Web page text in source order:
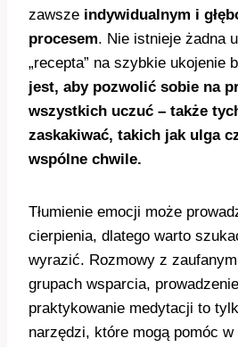
zawsze indywidualnym i
procesem. Nie istnieje żadna
„recepta” na szybkie ukojenie
jest, aby pozwolić sobie na
wszystkich uczuć – także
zaskakiwać, takich jak ulga
wspólne chwile.
Tłumienie emocji może
cierpienia, dlatego warto
wyrazić. Rozmowy z
grupach wsparcia,
praktykowanie medytacji to
narzędzi, które mogą pomóc